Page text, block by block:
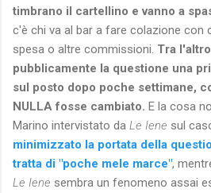
timbrano il cartellino e vanno a
c'è chi va al bar a fare colazione con
spesa o altre commissioni. Tra
pubblicamente la questione una
sul posto dopo poche settimane,
NULLA fosse cambiato. E la cosa
Marino intervistato da Le Iene sul
minimizzato la portata della
tratta di "poche mele marce",
Le Iene sembra un fenomeno assai